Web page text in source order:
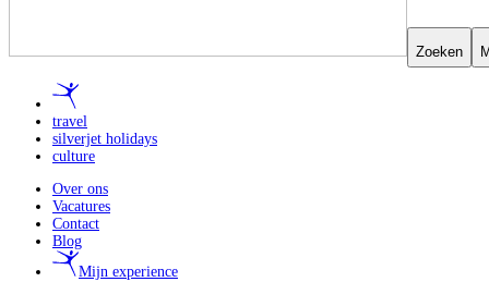
Zoeken
travel
silverjet holidays
culture
Over ons
Vacatures
Contact
Blog
Mijn experience